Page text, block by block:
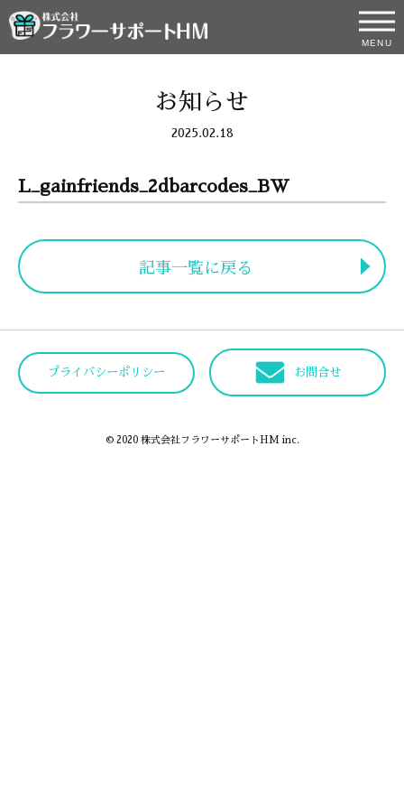
お知らせ
2025.02.18
L_gainfriends_2dbarcodes_BW
記事一覧に戻る
プライバシーポリシー お問合せ
© 2020 株式会社フラワーサポートHM inc.
MENU